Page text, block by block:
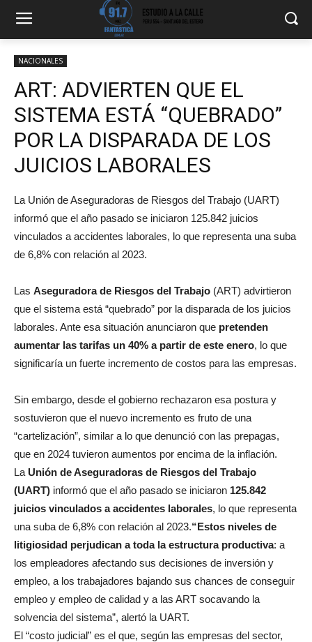
NACIONALES
ART: ADVIERTEN QUE EL
SISTEMA ESTÁ “QUEBRADO”
POR LA DISPARADA DE LOS
JUICIOS LABORALES
La Unión de Aseguradoras de Riesgos del Trabajo (UART)
informó que el año pasado se iniciaron 125.842 juicios
vinculados a accidentes laborales, lo que representa una suba
de 6,8% con relación al 2023.
Las Aseguradora de Riesgos del Trabajo (ART) advirtieron
que el sistema está “quebrado” por la disparada de los juicios
laborales. Ante esa situación anunciaron que pretenden
aumentar las tarifas un 40% a partir de este enero, lo que
significaría un fuerte incremento de costos para las empresas.
Sin embargo, desde el gobierno rechazaron esa postura y
sostuvieron que el nuevo incremento es fruto de una
“cartelización”, similar a lo que denunció con las prepagas,
que en 2024 tuvieron aumentos por encima de la inflación.
La Unión de Aseguradoras de Riesgos del Trabajo
(UART) informó que el año pasado se iniciaron 125.842
juicios vinculados a accidentes laborales, lo que representa
una suba de 6,8% con relación al 2023.“Estos niveles de
litigiosidad perjudican a toda la estructura productiva: a
los empleadores afectando sus decisiones de inversión y
empleo, a los trabajadores bajando sus chances de conseguir
empleo y empleo de calidad y a las ART socavando la
solvencia del sistema”, alertó la UART.
El “costo judicial” es el que, según las empresas del sector,